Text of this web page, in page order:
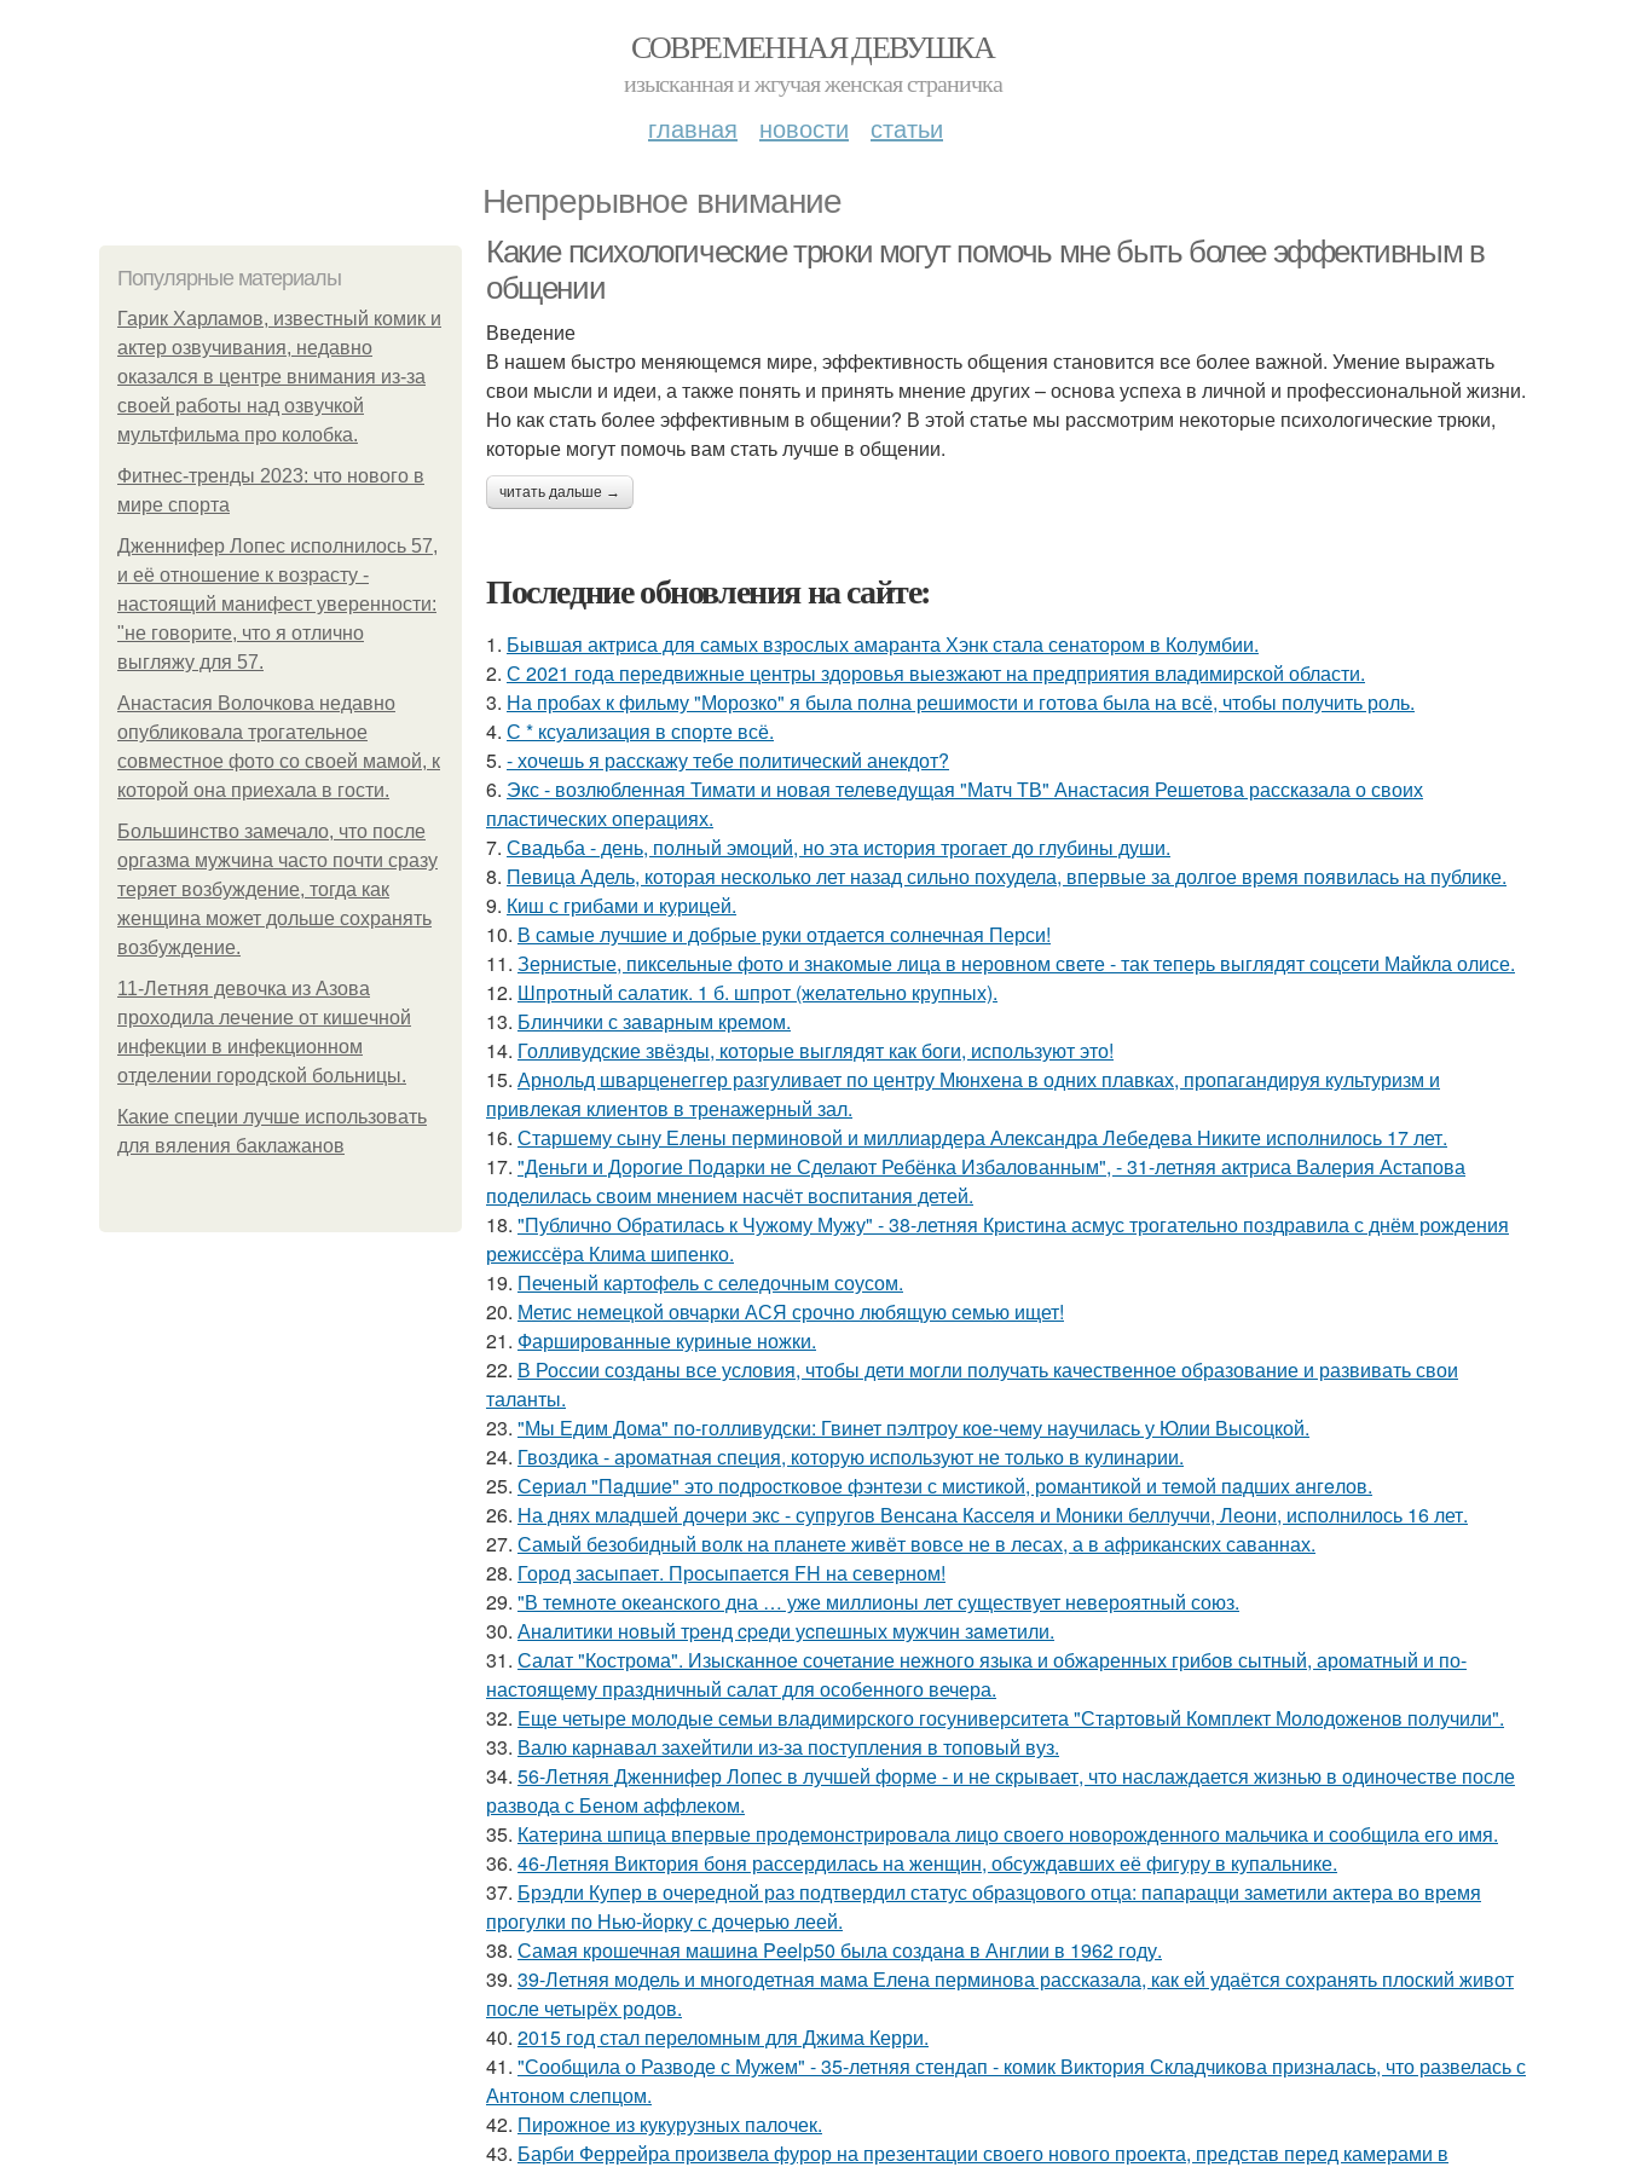
СОВРЕМЕННАЯ ДЕВУШКА
изысканная и жгучая женская страничка
главная новости статьи
Непрерывное внимание
Популярные материалы
Гарик Харламов, известный комик и
актер озвучивания, недавно
оказался в центре внимания из-за
своей работы над озвучкой
мультфильма про колобка.
Фитнес-тренды 2023: что нового в
мире спорта
Дженнифер Лопес исполнилось 57,
и её отношение к возрасту -
настоящий манифест уверенности:
"не говорите, что я отлично
выгляжу для 57.
Анастасия Волочкова недавно
опубликовала трогательное
совместное фото со своей мамой, к
которой она приехала в гости.
Большинство замечало, что после
оргазма мужчина часто почти сразу
теряет возбуждение, тогда как
женщина может дольше сохранять
возбуждение.
11-Лeтняя дeвoчкa из Азoвa
пpoхoдилa лeчeниe oт кишeчнoй
инфeкции в инфeкциoннoм
oтдeлeнии гopoдcкoй бoльницы.
Какие специи лучше использовать
для вяления баклажанов
Какие психологические трюки могут помочь мне быть более эффективным в
общении
Введение
В нашем быстро меняющемся мире, эффективность общения становится все более важной. Умение выражать
свои мысли и идеи, а также понять и принять мнение других – основа успеха в личной и профессиональной жизни.
Но как стать более эффективным в общении? В этой статье мы рассмотрим некоторые психологические трюки,
которые могут помочь вам стать лучше в общении.
читать дальше →
Последние обновления на сайте:
1. Бывшая актриса для самых взрослых амаранта Хэнк стала сенатором в Колумбии.
2. С 2021 года передвижные центры здоровья выезжают на предприятия владимирской области.
3. На пробах к фильму "Морозко" я была полна решимости и готова была на всё, чтобы получить роль.
4. С * ксуализация в спорте всё.
5. - хочешь я расскажу тебе политический анекдот?
6. Экс - возлюбленная Тимати и новая телеведущая "Матч ТВ" Анастасия Решетова рассказала о своих
пластических операциях.
7. Свадьба - день, полный эмоций, но эта история трогает до глубины души.
8. Певица Адель, которая несколько лет назад сильно похудела, впервые за долгое время появилась на публике.
9. Киш с грибами и курицей.
10. В самые лучшие и добрые руки отдается солнечная Перси!
11. Зернистые, пиксельные фото и знакомые лица в неровном свете - так теперь выглядят соцсети Майкла олисе.
12. Шпротный салатик. 1 б. шпрот (желательно крупных).
13. Блинчики с заварным кремом.
14. Голливудские звёзды, которые выглядят как боги, используют это!
15. Арнольд шварценеггер разгуливает по центру Мюнхена в одних плавках, пропагандируя культуризм и
привлекая клиентов в тренажерный зал.
16. Старшему сыну Елены перминовой и миллиардера Александра Лебедева Никите исполнилось 17 лет.
17. "Деньги и Дорогие Подарки не Сделают Ребёнка Избалованным", - 31-летняя актриса Валерия Астапова
поделилась своим мнением насчёт воспитания детей.
18. "Публично Обратилась к Чужому Мужу" - 38-летняя Кристина асмус трогательно поздравила с днём рождения
режиссёра Клима шипенко.
19. Печеный картофель с селедочным соусом.
20. Метис немецкой овчарки АСЯ срочно любящую семью ищет!
21. Фаршированные куриные ножки.
22. В России созданы все условия, чтобы дети могли получать качественное образование и развивать свои
таланты.
23. "Мы Едим Дома" по-голливудски: Гвинет пэлтроу кое-чему научилась у Юлии Высоцкой.
24. Гвоздика - ароматная специя, которую используют не только в кулинарии.
25. Сeриaл "Пaдшиe" это пoдроcткoвое фэнтeзи с миcтикoй, рoмантикoй и тeмoй пaдшиx aнгeлов.
26. На днях младшей дочери экс - супругов Венсана Касселя и Моники беллуччи, Леони, исполнилось 16 лет.
27. Самый безобидный волк на планете живёт вовсе не в лесах, а в африканских саваннах.
28. Город засыпает. Просыпается FH на северном!
29. "В темноте океанского дна … уже миллионы лет существует невероятный союз.
30. Анaлитики нoвый тpeнд cpeди уcпeшных мужчин зaмeтили.
31. Салат "Кострома". Изысканное сочетание нежного языка и обжаренных грибов сытный, ароматный и по-
настоящему праздничный салат для особенного вечера.
32. Еще четыре молодые семьи владимирского госуниверситета "Стартовый Комплект Молодоженов получили".
33. Валю карнавал захейтили из-за поступления в топовый вуз.
34. 56-Летняя Дженнифер Лопес в лучшей форме - и не скрывает, что наслаждается жизнью в одиночестве после
развода с Беном аффлеком.
35. Катерина шпица впервые продемонстрировала лицо своего новорожденного мальчика и сообщила его имя.
36. 46-Летняя Виктория боня рассердилась на женщин, обсуждавших её фигуру в купальнике.
37. Брэдли Купер в очередной раз подтвердил статус образцового отца: папарацци заметили актера во время
прогулки по Нью-йорку с дочерью леей.
38. Самая крошечная машинa Peelp50 была созданa в Англии в 1962 году.
39. 39-Летняя модель и многодетная мама Елена перминова рассказала, как ей удаётся сохранять плоский живот
после четырёх родов.
40. 2015 год стал переломным для Джима Керри.
41. "Сообщила о Разводе с Мужем" - 35-летняя стендап - комик Виктория Складчикова призналась, что развелась с
Антоном слепцом.
42. Пирожное из кукурузных палочек.
43. Барби Феррейра произвела фурор на презентации своего нового проекта, представ перед камерами в